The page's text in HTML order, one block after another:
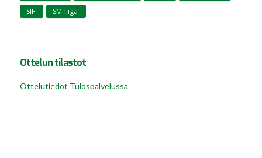
SIF SM-liiga
Ottelun tilastot
Ottelutiedot Tulospalvelussa